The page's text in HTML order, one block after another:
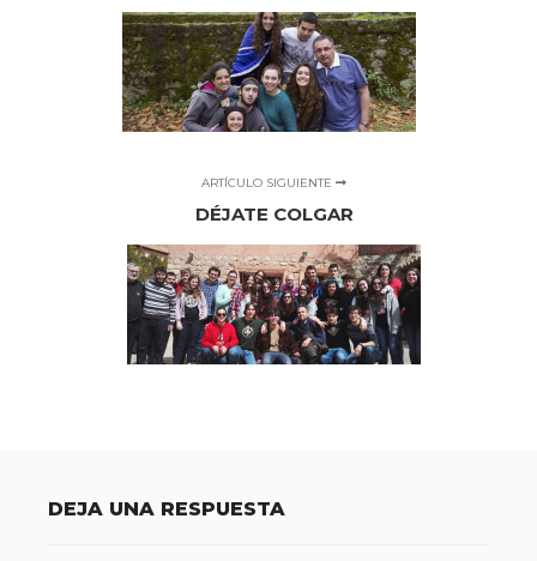
ARTÍCULO SIGUIENTE
DÉJATE COLGAR
DEJA UNA RESPUESTA